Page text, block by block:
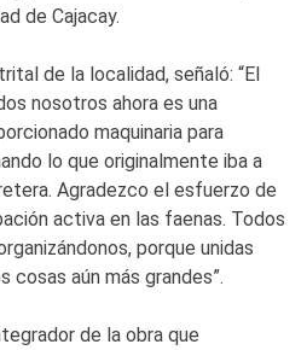
de Cajacay.
de la localidad, señaló: “El
nosotros ahora es una
maquinaria para
lo que originalmente iba a
Agradezco el esfuerzo de
activa en las faenas. Todos
porque unidas
cosas aún más grandes”.
de la obra que